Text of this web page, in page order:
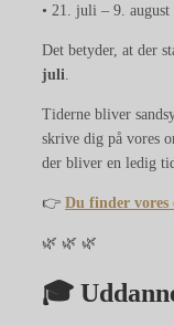
• 21. juli – 9. august
Det betyder, at der
juli
Tiderne bliver
skrive dig på vores
der bliver en ledig
👉 Du finder vores
🌿 🌿 🌿
🎓